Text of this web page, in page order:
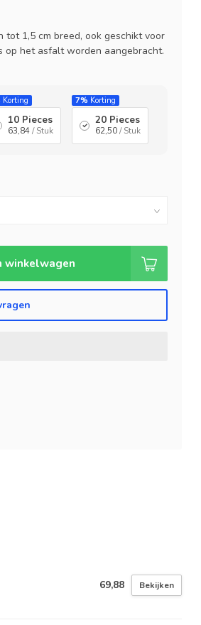
1,5 cm breed, ook geschikt voor
op het asfalt worden aangebracht.
Korting
10 Pieces
63,84/ Stuk
7% Korting
20 Pieces
62,50/ Stuk
winkelwagen
69,88 Bekijken